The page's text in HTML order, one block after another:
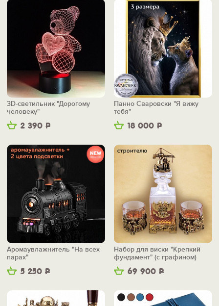
2 390 Р
3D-светильник "Дорогому
человеку"
18 000 Р
Панно Сваровски "Я вижу
тебя"
5 250 Р
Аромаувлажнитель "На всех
парах"
69 900 Р
Набор для виски "Крепкий
фундамент" (с графином)